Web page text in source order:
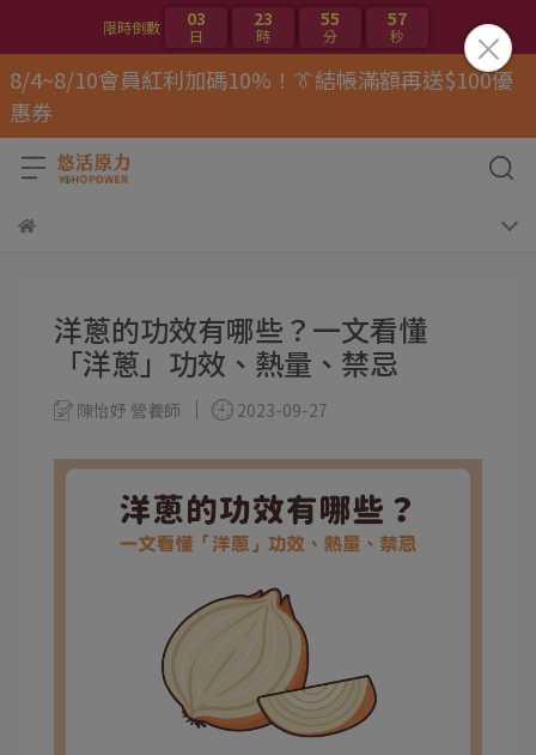
限時倒數 03
日
23
時
55
分
57
秒
8/4~8/10會員紅利加碼10%！👔結帳滿額再送$100優
惠券
洋蔥的功效有哪些？一文看懂
「洋蔥」功效、熱量、禁忌
陳怡妤 營養師 2023-09-27